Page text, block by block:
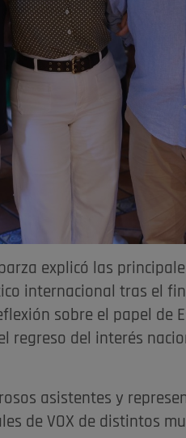
explicó las
internacional tras el
sobre el papel de
regreso del interés
asistentes y
de VOX de distintos